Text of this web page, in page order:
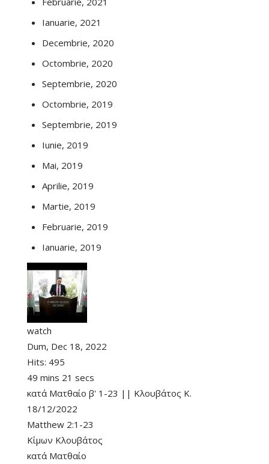
Ianuarie, 2021
Decembrie, 2020
Octombrie, 2020
Septembrie, 2020
Octombrie, 2019
Septembrie, 2019
Iunie, 2019
Mai, 2019
Aprilie, 2019
Martie, 2019
Februarie, 2019
Ianuarie, 2019
watch
Dum, Dec 18, 2022
Hits: 495
49 mins 21 secs
κατά Ματθαίο β' 1-23 || Κλουβάτος Κ.
18/12/2022
Matthew 2:1-23
Κίμων Κλουβάτος
κατά Ματθαίο